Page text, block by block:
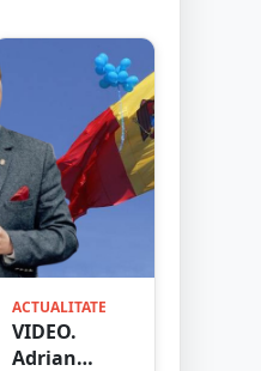
ACTUALITATE
VIDEO.
Adrian